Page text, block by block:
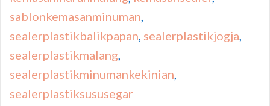
sablonkemasanminuman
sealerplastikbalikpapan sealerplastikjogja
sealerplastikmalang
sealerplastikminumankekinian
sealerplastiksususegar